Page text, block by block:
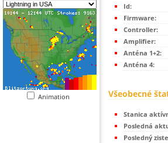
Animation
Id:
Firmware:
Controller:
Amplifier:
Anténa 1+2:
Anténa 4:
Všeobecné
Stanica
Posledná
Posledný